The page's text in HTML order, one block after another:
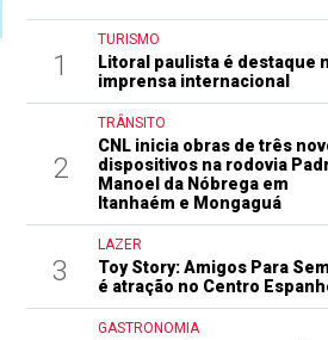
1
TURISMO
Litoral paulista é destaque
imprensa internacional
2
TRÂNSITO
CNL inicia obras de três
dispositivos na rodovia
Manoel da Nóbrega em
Itanhaém e Mongaguá
3
LAZER
Toy Story: Amigos Para
é atração no Centro
GASTRONOMIA